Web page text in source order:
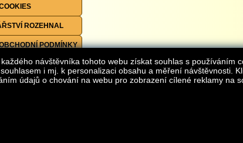
ROZEHNAL
PODMÍNKY
KE STAŽENÍ
návštěvníka tohoto webu získat souhlas s používáním
i mj. k personalizaci obsahu a měření návštěvnosti.
údajů o chování na webu pro zobrazení cílené reklamy na